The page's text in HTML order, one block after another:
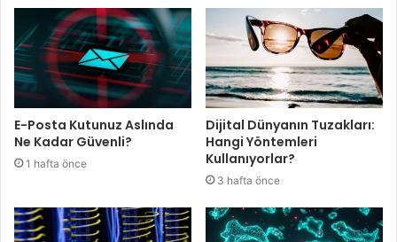
E-Posta Kutunuz Aslında
Ne Kadar Güvenli?
1 hafta önce
Dijital Dünyanın Tuzakları:
Hangi Yöntemleri
Kullanıyorlar?
3 hafta önce